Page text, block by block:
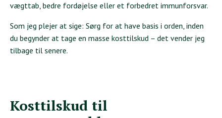
vægttab, bedre fordøjelse eller et forbedret immunforsvar.
Som jeg plejer at sige: Sørg for at have basis i orden, inden
du begynder at tage en masse kosttilskud – det vender jeg
tilbage til senere.
Kosttilskud til